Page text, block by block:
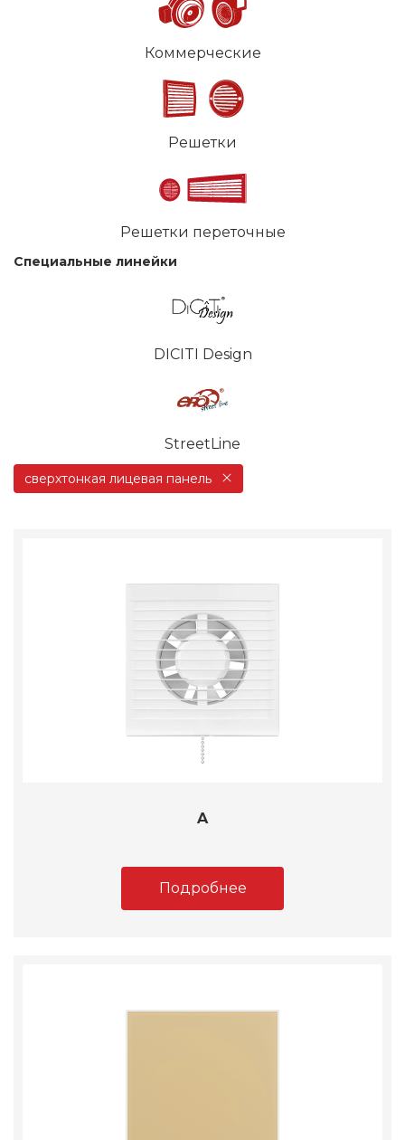
Коммерческие
Решетки
Решетки переточные
Специальные линейки
DICITI Design
StreetLine
сверхтонкая лицевая панель
A
Подробнее